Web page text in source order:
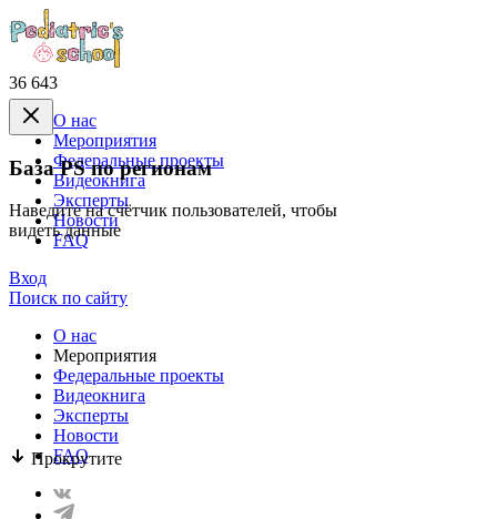
36 643
База PS по регионам
Наведите на счётчик пользователей, чтобы
видеть данные
Прокрутите
О нас
Mероприятия
Федеральные проекты
Видеокнига
Эксперты
Новости
FAQ
Вход
Поиск по сайту
О нас
Mероприятия
Федеральные проекты
Видеокнига
Эксперты
Новости
FAQ